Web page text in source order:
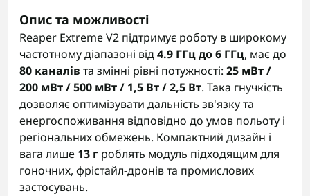
Опис та можливості
Reaper Extreme V2 підтримує роботу в широкому
частотному діапазоні від4.9 ГГц до 6 ГГц, має до
80 каналів та змінні рівні потужності: 25 мВт /
200 мВт / 500 мВт / 1,5 Вт / 2,5 Вт. Така гнучкість
дозволяє оптимізувати дальність зв'язку та
енергоспоживання відповідно до умов польоту і
регіональних обмежень. Компактний дизайн і
вага лише 13 г роблять модуль підходящим для
гоночних, фрістайл-дронів та промислових
застосувань.